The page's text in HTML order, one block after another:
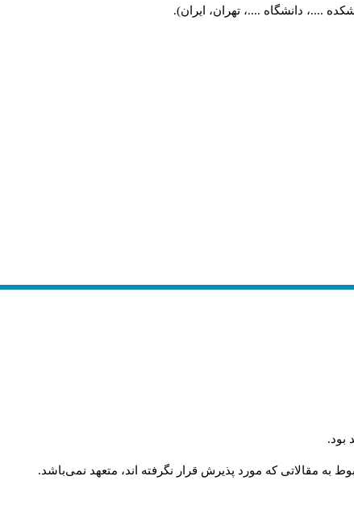
....، دانشگاه ....، تهران، ایران).
بود.
به مقالاتی که مورد پذیرش قرار نگرفته اند، متعهد نمی‌باشد.